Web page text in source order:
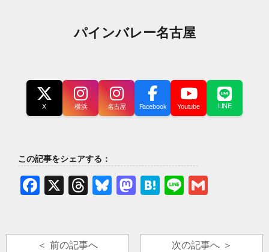
パインバレー名古屋
X 横浜 名古屋 Facebook Youtube LINE
この記事をシェアする：
Facebook
X Threads
Bluesky
Mastodon
Hatena
Line
＜ 前の記事へ 次の記事へ ＞